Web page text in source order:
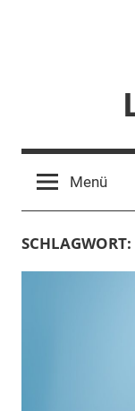
liberale
Menü
SCHLAGWORT: